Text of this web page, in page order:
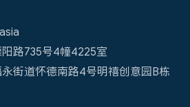
路735号4幢4225室
街道怀德南路4号明禧创意园B栋